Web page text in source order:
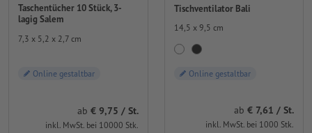
Taschentücher 10 Stück, 3-
lagig Salem
7,3 x 5,2 x 2,7 cm
Online gestaltbar
ab 9,75 / St.
inkl. MwSt. bei 10000 Stk.
Tischventilator Bali
14,5 x 9,5 cm
Online gestaltbar
ab 7,61 / St.
inkl. MwSt. bei 1000 Stk.